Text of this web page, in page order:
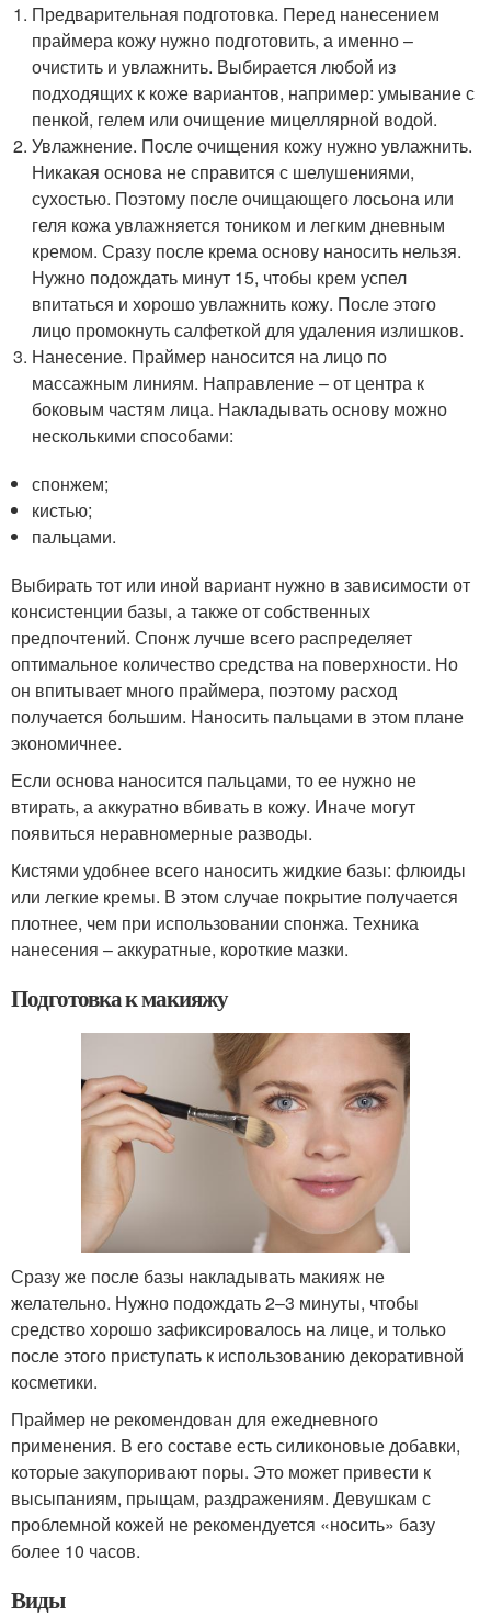
Предварительная подготовка. Перед нанесением
праймера кожу нужно подготовить, а именно –
очистить и увлажнить. Выбирается любой из
подходящих к коже вариантов, например: умывание с
пенкой, гелем или очищение мицеллярной водой.
Увлажнение. После очищения кожу нужно увлажнить.
Никакая основа не справится с шелушениями,
сухостью. Поэтому после очищающего лосьона или
геля кожа увлажняется тоником и легким дневным
кремом. Сразу после крема основу наносить нельзя.
Нужно подождать минут 15, чтобы крем успел
впитаться и хорошо увлажнить кожу. После этого
лицо промокнуть салфеткой для удаления излишков.
Нанесение. Праймер наносится на лицо по
массажным линиям. Направление – от центра к
боковым частям лица. Накладывать основу можно
несколькими способами:
спонжем;
кистью;
пальцами.
Выбирать тот или иной вариант нужно в зависимости от
консистенции базы, а также от собственных
предпочтений. Спонж лучше всего распределяет
оптимальное количество средства на поверхности. Но
он впитывает много праймера, поэтому расход
получается большим. Наносить пальцами в этом плане
экономичнее.
Если основа наносится пальцами, то ее нужно не
втирать, а аккуратно вбивать в кожу. Иначе могут
появиться неравномерные разводы.
Кистями удобнее всего наносить жидкие базы: флюиды
или легкие кремы. В этом случае покрытие получается
плотнее, чем при использовании спонжа. Техника
нанесения – аккуратные, короткие мазки.
Подготовка к макияжу
Сразу же после базы накладывать макияж не
желательно. Нужно подождать 2–3 минуты, чтобы
средство хорошо зафиксировалось на лице, и только
после этого приступать к использованию декоративной
косметики.
Праймер не рекомендован для ежедневного
применения. В его составе есть силиконовые добавки,
которые закупоривают поры. Это может привести к
высыпаниям, прыщам, раздражениям. Девушкам с
проблемной кожей не рекомендуется «носить» базу
более 10 часов.
Виды